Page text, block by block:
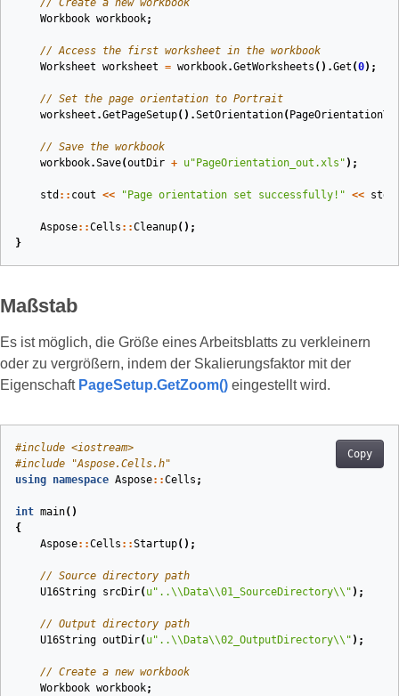
// Create a new workbook
Workbook workbook;
// Access the first worksheet in the workbook
Worksheet worksheet = workbook.GetWorksheets ().Get (0);
// Set the page orientation to Portrait
worksheet .GetPageSetup().SetOrientation(
// Save the workbook
workbook.Save(outDir + u"PageOrientation_out.xls" );
std :: cout << "Page orientation set successfully!" << std
Aspose::Cells ::Cleanup();
}
Maßstab
Es ist möglich, die Größe eines Arbeitsblatts zu verkleinern
oder zu vergrößern, indem der Skalierungsfaktor mit der
Eigenschaft PageSetup.GetZoom() eingestellt wird.
Copy
#include <iostream>
#include
"Aspose.Cells.h"
using namespace Aspose::Cells ;
int main()
{
Aspose::Cells ::Startup();
// Source directory path
U16String srcDir( u"..\\ Data\\01_SourceDirectory\\ " ) ;
// Output directory path
U16String outDir( u"..\\ Data\\02_OutputDirectory\\ " ) ;
// Create a new workbook
Workbook workbook;